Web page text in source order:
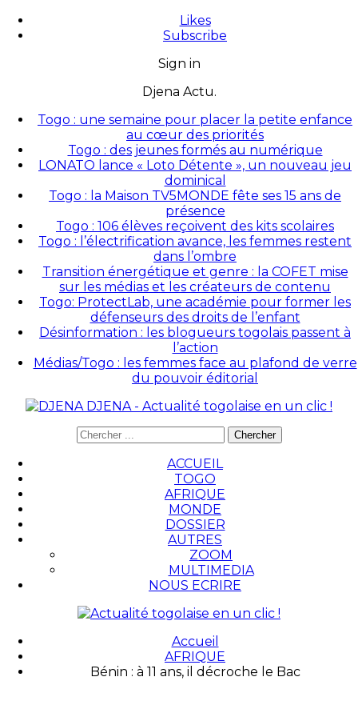
Likes
Subscribe
Sign in
Djena Actu.
Togo : une semaine pour placer la petite enfance
au cœur des priorités
Togo : des jeunes formés au numérique
LONATO lance « Loto Détente », un nouveau jeu
dominical
Togo : la Maison TV5MONDE fête ses 15 ans de
présence
Togo : 106 élèves reçoivent des kits scolaires
Togo : l’électrification avance, les femmes restent
dans l’ombre
Transition énergétique et genre : la COFET mise
sur les médias et les créateurs de contenu
Togo: ProtectLab, une académie pour former les
défenseurs des droits de l’enfant
Désinformation : les blogueurs togolais passent à
l’action
Médias/Togo : les femmes face au plafond de verre
du pouvoir éditorial
DJENA - Actualité togolaise en un clic !
ACCUEIL
TOGO
AFRIQUE
MONDE
DOSSIER
AUTRES
ZOOM
MULTIMEDIA
NOUS ECRIRE
Accueil
AFRIQUE
Bénin : à 11 ans, il décroche le Bac